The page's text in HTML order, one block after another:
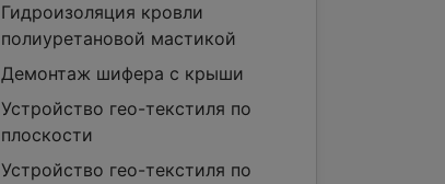
Гидроизоляция кровли
полиуретановой мастикой
Демонтаж шифера с крыши
Устройство гео-текстиля по
плоскости
Устройство гео-текстиля по